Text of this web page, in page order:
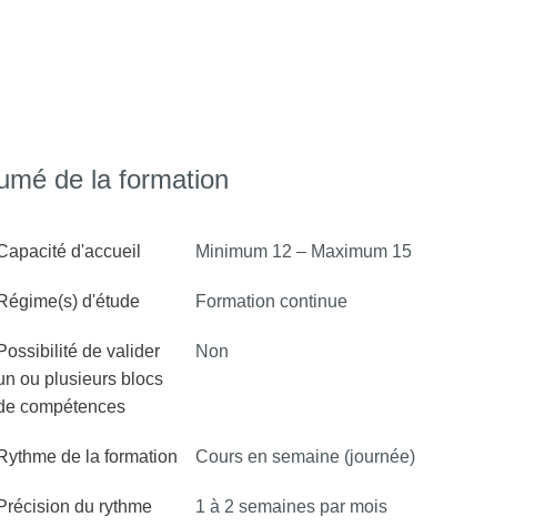
de la formation
d'accueil Minimum 12 – Maximum 15
d'étude Formation continue
de valider
ou plusieurs blocs
compétences
Non
de la formation Cours en semaine (journée)
du rythme 1 à 2 semaines par mois